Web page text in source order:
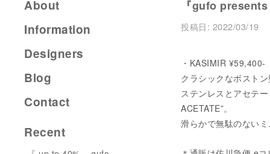
『gufo
投稿日: 2022/03/19
・KASIMIR
クラシックなボスト
ステンレスとアセテ
ACETATE”。
滑らかで無駄のない
About
Information
Designers
Blog
Contact
Recent